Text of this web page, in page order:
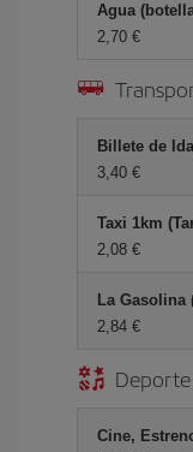
Agua
2,70 €
Billete de
3,40 €
Taxi 1km
2,08 €
La Gasolina
2,84 €
Cine,